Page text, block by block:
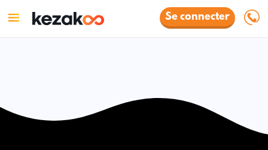
Se connecter